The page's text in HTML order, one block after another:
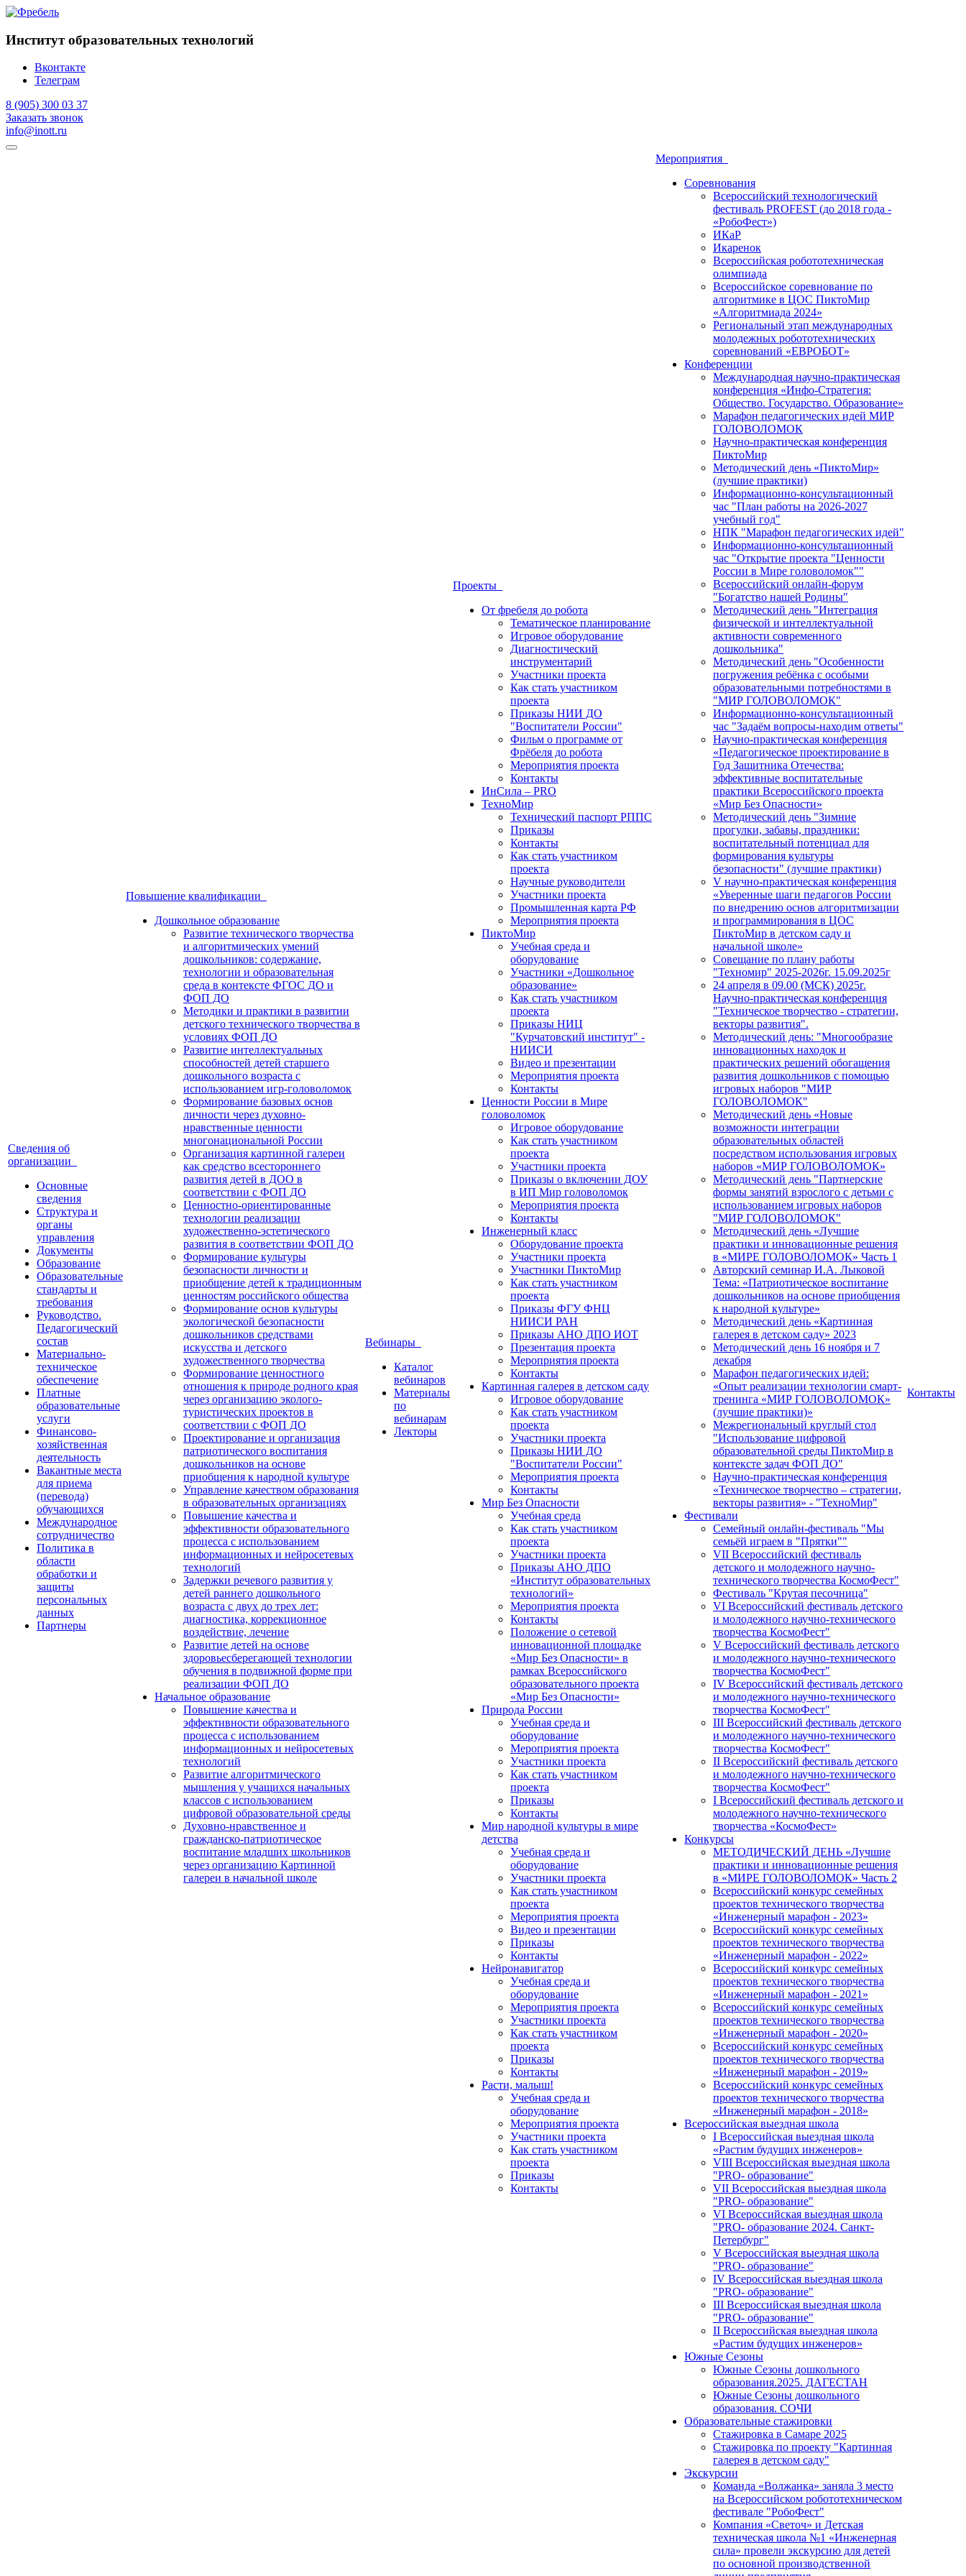
Институт образовательных технологий
Вконтакте
Телеграм
8 (905) 300 03 37
Заказать звонок
info@inott.ru
Сведения об
организации
Основные
сведения
Структура и
органы
управления
Документы
Образование
Образовательные
стандарты и
требования
Руководство.
Педагогический
состав
Материально-
техническое
обеспечение
Платные
образовательные
услуги
Финансово-
хозяйственная
деятельность
Вакантные места
для приема
(перевода)
обучающихся
Международное
сотрудничество
Политика в
области
обработки и
защиты
персональных
данных
Партнеры
Повышение квалификации
Дошкольное образование
Развитие технического творчества
и алгоритмических умений
дошкольников: содержание,
технологии и образовательная
среда в контексте ФГОС ДО и
ФОП ДО
Методики и практики в развитии
детского технического творчества в
условиях ФОП ДО
Развитие интеллектуальных
способностей детей старшего
дошкольного возраста с
использованием игр-головоломок
Формирование базовых основ
личности через духовно-
нравственные ценности
многонациональной России
Организация картинной галереи
как средство всестороннего
развития детей в ДОО в
соответствии с ФОП ДО
Ценностно-ориентированные
технологии реализации
художественно-эстетического
развития в соответствии ФОП ДО
Формирование культуры
безопасности личности и
приобщение детей к традиционным
ценностям российского общества
Формирование основ культуры
экологической безопасности
дошкольников средствами
искусства и детского
художественного творчества
Формирование ценностного
отношения к природе родного края
через организацию эколого-
туристических проектов в
соответствии с ФОП ДО
Проектирование и организация
патриотического воспитания
дошкольников на основе
приобщения к народной культуре
Управление качеством образования
в образовательных организациях
Повышение качества и
эффективности образовательного
процесса с использованием
информационных и нейросетевых
технологий
Задержки речевого развития у
детей раннего дошкольного
возраста с двух до трех лет:
диагностика, коррекционное
воздействие, лечение
Развитие детей на основе
здоровьесберегающей технологии
обучения в подвижной форме при
реализации ФОП ДО
Начальное образование
Повышение качества и
эффективности образовательного
процесса с использованием
информационных и нейросетевых
технологий
Развитие алгоритмического
мышления у учащихся начальных
классов с использованием
цифровой образовательной среды
Духовно-нравственное и
гражданско-патриотическое
воспитание младших школьников
через организацию Картинной
галереи в начальной школе
Вебинары
Каталог
вебинаров
Материалы
по
вебинарам
Лекторы
Проекты
От фребеля до робота
Тематическое планирование
Игровое оборудование
Диагностический
инструментарий
Участники проекта
Как стать участником
проекта
Приказы НИИ ДО
"Воспитатели России"
Фильм о программе от
Фрёбеля до робота
Мероприятия проекта
Контакты
ИнСила – PRO
ТехноМир
Технический паспорт РППС
Приказы
Контакты
Как стать участником
проекта
Научные руководители
Участники проекта
Промышленная карта РФ
Мероприятия проекта
ПиктоМир
Учебная среда и
оборудование
Участники «Дошкольное
образование»
Как стать участником
проекта
Приказы НИЦ
"Курчатовский институт" -
НИИСИ
Видео и презентации
Мероприятия проекта
Контакты
Ценности России в Мире
головоломок
Игровое оборудование
Как стать участником
проекта
Участники проекта
Приказы о включении ДОУ
в ИП Мир головоломок
Мероприятия проекта
Контакты
Инженерный класс
Оборудование проекта
Участники проекта
Участники ПиктоМир
Как стать участником
проекта
Приказы ФГУ ФНЦ
НИИСИ РАН
Приказы АНО ДПО ИОТ
Презентация проекта
Мероприятия проекта
Контакты
Картинная галерея в детском саду
Игровое оборудование
Как стать участником
проекта
Участники проекта
Приказы НИИ ДО
"Воспитатели России"
Мероприятия проекта
Контакты
Мир Без Опасности
Учебная среда
Как стать участником
проекта
Участники проекта
Приказы АНО ДПО
«Институт образовательных
технологий»
Мероприятия проекта
Контакты
Положение о сетевой
инновационной площадке
«Мир Без Опасности» в
рамках Всероссийского
образовательного проекта
«Мир Без Опасности»
Природа России
Учебная среда и
оборудование
Мероприятия проекта
Участники проекта
Как стать участником
проекта
Приказы
Контакты
Мир народной культуры в мире
детства
Учебная среда и
оборудование
Участники проекта
Как стать участником
проекта
Мероприятия проекта
Видео и презентации
Приказы
Контакты
Нейронавигатор
Учебная среда и
оборудование
Мероприятия проекта
Участники проекта
Как стать участником
проекта
Приказы
Контакты
Расти, малыш!
Учебная среда и
оборудование
Мероприятия проекта
Участники проекта
Как стать участником
проекта
Приказы
Контакты
Мероприятия
Соревнования
Всероссийский технологический
фестиваль PROFEST (до 2018 года -
«РобоФест»)
ИКаР
Икаренок
Всероссийская робототехническая
олимпиада
Всероссийское соревнование по
алгоритмике в ЦОС ПиктоМир
«Алгоритмиада 2024»
Региональный этап международных
молодежных робототехнических
соревнований «ЕВРОБОТ»
Конференции
Международная научно-практическая
конференция «Инфо-Стратегия:
Общество. Государство. Образование»
Марафон педагогических идей МИР
ГОЛОВОЛОМОК
Научно-практическая конференция
ПиктоМир
Методический день «ПиктоМир»
(лучшие практики)
Информационно-консультационный
час "План работы на 2026-2027
учебный год"
НПК "Марафон педагогических идей"
Информационно-консультационный
час "Открытие проекта "Ценности
России в Мире головоломок""
Всероссийский онлайн-форум
"Богатство нашей Родины"
Методический день "Интеграция
физической и интеллектуальной
активности современного
дошкольника"
Методический день "Особенности
погружения ребёнка с особыми
образовательными потребностями в
"МИР ГОЛОВОЛОМОК"
Информационно-консультационный
час "Задаём вопросы-находим ответы"
Научно-практическая конференция
«Педагогическое проектирование в
Год Защитника Отечества:
эффективные воспитательные
практики Всероссийского проекта
«Мир Без Опасности»
Методический день "Зимние
прогулки, забавы, праздники:
воспитательный потенциал для
формирования культуры
безопасности" (лучшие практики)
V научно-практическая конференция
«Уверенные шаги педагогов России
по внедрению основ алгоритмизации
и программирования в ЦОС
ПиктоМир в детском саду и
начальной школе»
Совещание по плану работы
"Техномир" 2025-2026г. 15.09.2025г
24 апреля в 09.00 (МСК) 2025г.
Научно-практическая конференция
"Техническое творчество - стратегии,
векторы развития".
Методический день: "Многообразие
инновационных находок и
практических решений обогащения
развития дошкольников с помощью
игровых наборов "МИР
ГОЛОВОЛОМОК"
Методический день «Новые
возможности интеграции
образовательных областей
посредством использования игровых
наборов «МИР ГОЛОВОЛОМОК»
Методический день "Партнерские
формы занятий взрослого с детьми с
использованием игровых наборов
"МИР ГОЛОВОЛОМОК"
Методический день «Лучшие
практики и инновационные решения
в «МИРЕ ГОЛОВОЛОМОК» Часть 1
Авторский семинар И.А. Лыковой
Тема: «Патриотическое воспитание
дошкольников на основе приобщения
к народной культуре»
Методический день «Картинная
галерея в детском саду» 2023
Методический день 16 ноября и 7
декабря
Марафон педагогических идей:
«Опыт реализации технологии смарт-
тренинга «МИР ГОЛОВОЛОМОК»
(лучшие практики)»
Межрегиональный круглый стол
"Использование цифровой
образовательной среды ПиктоМир в
контексте задач ФОП ДО"
Научно-практическая конференция
«Техническое творчество – стратегии,
векторы развития» - "ТехноМир"
Фестивали
Семейный онлайн-фестиваль "Мы
семьёй играем в "Прятки""
VII Всероссийский фестиваль
детского и молодежного научно-
технического творчества КосмоФест"
Фестиваль "Крутая песочница"
VI Всероссийский фестиваль детского
и молодежного научно-технического
творчества КосмоФест"
V Всероссийский фестиваль детского
и молодежного научно-технического
творчества КосмоФест"
IV Всероссийский фестиваль детского
и молодежного научно-технического
творчества КосмоФест"
III Всероссийский фестиваль детского
и молодежного научно-технического
творчества КосмоФест"
II Всероссийский фестиваль детского
и молодежного научно-технического
творчества КосмоФест"
I Всероссийский фестиваль детского и
молодежного научно-технического
творчества «КосмоФест»
Конкурсы
МЕТОДИЧЕСКИЙ ДЕНЬ «Лучшие
практики и инновационные решения
в «МИРЕ ГОЛОВОЛОМОК» Часть 2
Всероссийский конкурс семейных
проектов технического творчества
«Инженерный марафон - 2023»
Всероссийский конкурс семейных
проектов технического творчества
«Инженерный марафон - 2022»
Всероссийский конкурс семейных
проектов технического творчества
«Инженерный марафон - 2021»
Всероссийский конкурс семейных
проектов технического творчества
«Инженерный марафон - 2020»
Всероссийский конкурс семейных
проектов технического творчества
«Инженерный марафон - 2019»
Всероссийский конкурс семейных
проектов технического творчества
«Инженерный марафон - 2018»
Всероссийская выездная школа
I Всероссийская выездная школа
«Растим будущих инженеров»
VIII Всероссийская выездная школа
"PRO- образование"
VII Всероссийская выездная школа
"PRO- образование"
VI Всероссийская выездная школа
"PRO- образование 2024. Санкт-
Петербург"
V Всероссийская выездная школа
"PRO- образование"
IV Всероссийская выездная школа
"PRO- образование"
III Всероссийская выездная школа
"PRO- образование"
II Всероссийская выездная школа
«Растим будущих инженеров»
Южные Сезоны
Южные Сезоны дошкольного
образования.2025. ДАГЕСТАН
Южные Сезоны дошкольного
образования. СОЧИ
Образовательные стажировки
Стажировка в Самаре 2025
Стажировка по проекту "Картинная
галерея в детском саду"
Экскурсии
Команда «Волжанка» заняла 3 место
на Всероссийском робототехническом
фестивале "РобоФест"
Компания «Светоч» и Детская
техническая школа №1 «Инженерная
сила» провели экскурсию для детей
по основной производственной
Контакты